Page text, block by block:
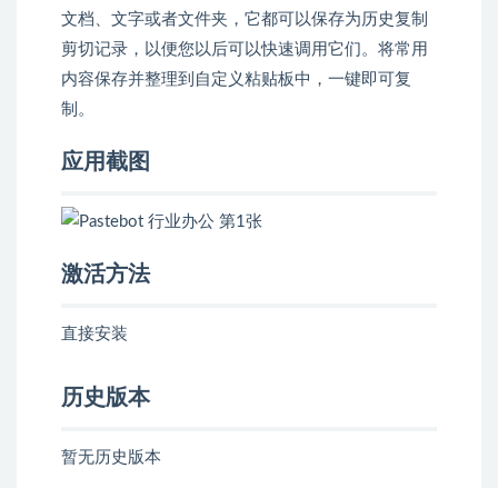
文档、文字或者文件夹，它都可以保存为历史复制
剪切记录，以便您以后可以快速调用它们。将常用
内容保存并整理到自定义粘贴板中，一键即可复
制。
应用截图
激活方法
直接安装
历史版本
暂无历史版本